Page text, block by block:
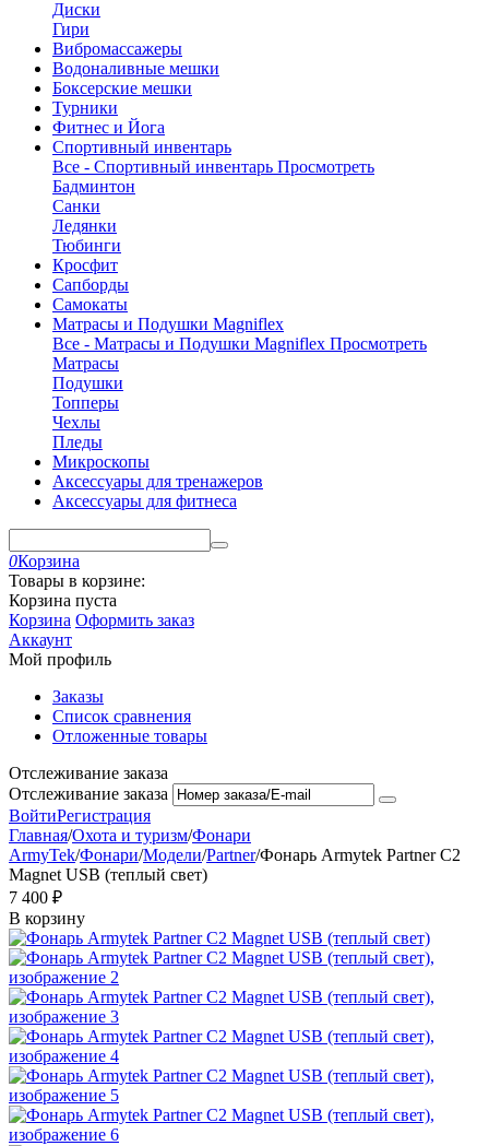
Диски
Гири
Вибромассажеры
Водоналивные мешки
Боксерские мешки
Турники
Фитнес и Йога
Спортивный инвентарь
Все - Спортивный инвентарь Просмотреть
Бадминтон
Санки
Ледянки
Тюбинги
Кросфит
Сапборды
Самокаты
Матрасы и Подушки Magniflex
Все - Матрасы и Подушки Magniflex Просмотреть
Матрасы
Подушки
Топперы
Чехлы
Пледы
Микроскопы
Аксессуары для тренажеров
Аксессуары для фитнеса
0Корзина
Товары в корзине:
Корзина пуста
Корзина Оформить заказ
Аккаунт
Мой профиль
Заказы
Список сравнения
Отложенные товары
Отслеживание заказа
Отслеживание заказа
ВойтиРегистрация
Главная/Охота и туризм/Фонари
ArmyTek/Фонари/Модели/Partner/Фонарь Armytek Partner C2
Magnet USB (теплый свет)
7 400 ₽
В корзину